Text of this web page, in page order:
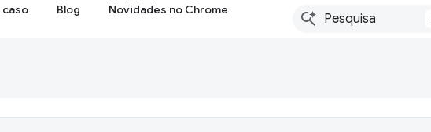
caso Blog Novidades no Chrome